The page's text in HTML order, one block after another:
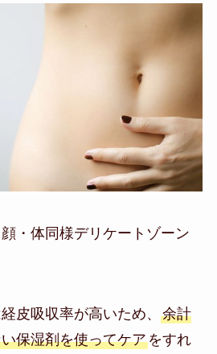
・体同様デリケートゾーン
皮吸収率が高いため、 余計
保湿剤を使ってケアをすれ